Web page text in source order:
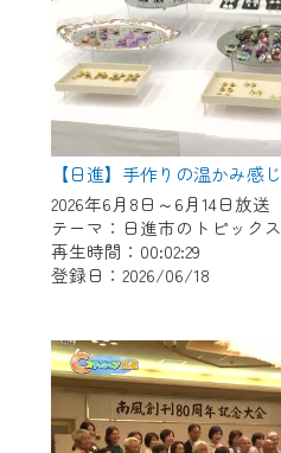
2026年6月8日～6月14日放送
テーマ：日進市のトピックス
再生時間：00:02:29
登録日：2026/06/18